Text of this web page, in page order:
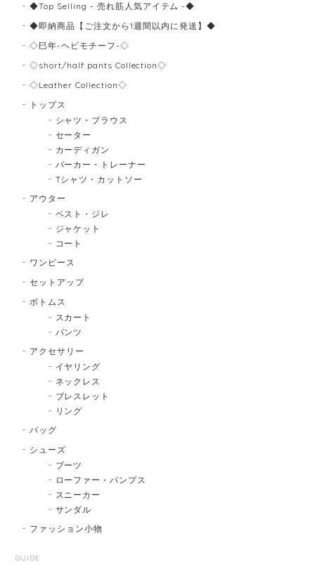
◆Top Selling - 売れ筋人気アイテム -◆
◆即納商品【ご注文から1週間以内に発送】◆
◇巳年-ヘビモチーフ-◇
◇short/half pants Collection◇
◇Leather Collection◇
トップス
シャツ・ブラウス
セーター
カーディガン
パーカー・トレーナー
Tシャツ・カットソー
アウター
ベスト・ジレ
ジャケット
コート
ワンピース
セットアップ
ボトムス
スカート
パンツ
アクセサリー
イヤリング
ネックレス
ブレスレット
リング
バッグ
シューズ
ブーツ
ローファー・パンプス
スニーカー
サンダル
ファッション小物
GUIDE